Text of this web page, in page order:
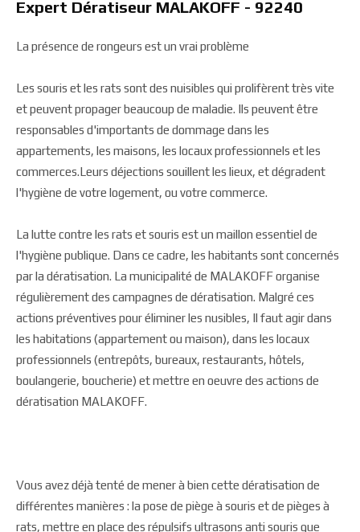
Expert Dératiseur MALAKOFF - 92240
La présence de rongeurs est un vrai problème
Les souris et les rats sont des nuisibles qui prolifèrent très vite
et peuvent propager beaucoup de maladie. Ils peuvent être
responsables d'importants de dommage dans les
appartements, les maisons, les locaux professionnels et les
commerces.Leurs déjections souillent les lieux, et dégradent
l'hygiène de votre logement, ou votre commerce.
La lutte contre les rats et souris est un maillon essentiel de
l'hygiène publique. Dans ce cadre, les habitants sont concernés
par la dératisation. La municipalité de MALAKOFF organise
régulièrement des campagnes de dératisation. Malgré ces
actions préventives pour éliminer les nusibles, Il faut agir dans
les habitations (appartement ou maison), dans les locaux
professionnels (entrepôts, bureaux, restaurants, hôtels,
boulangerie, boucherie) et mettre en oeuvre des actions de
dératisation MALAKOFF.
Vous avez déjà tenté de mener à bien cette dératisation de
différentes manières : la pose de piège à souris et de pièges à
rats, mettre en place des répulsifs ultrasons anti souris que